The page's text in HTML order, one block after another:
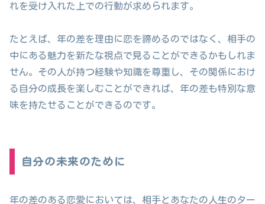
れを受け入れた上での行動が求められます。
たとえば、年の差を理由に恋を諦めるのではなく、相手の
中にある魅力を新たな視点で見ることができるかもしれま
せん。その人が持つ経験や知識を尊重し、その関係におけ
る自分の成長を楽しむことができれば、年の差も特別な意
味を持たせることができるのです。
自分の未来のために
年の差のある恋愛においては、相手とあなたの人生のター